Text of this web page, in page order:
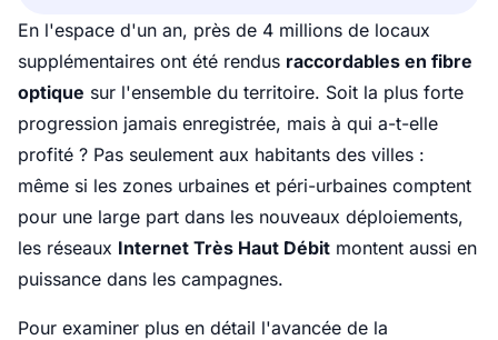
En l'espace d'un an, près de 4 millions de locaux
supplémentaires ont été rendus raccordables en fibre
optique sur l'ensemble du territoire. Soit la plus forte
progression jamais enregistrée, mais à qui a-t-elle
profité ? Pas seulement aux habitants des villes :
même si les zones urbaines et péri-urbaines comptent
pour une large part dans les nouveaux déploiements,
les réseaux Internet Très Haut Débit montent aussi en
puissance dans les campagnes.
Pour examiner plus en détail l'avancée de la